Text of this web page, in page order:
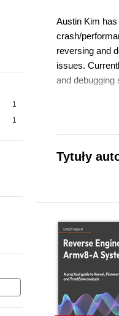
1
1
Austin Kim
crash/
reversing and
issues.
and debugging
Tytuły